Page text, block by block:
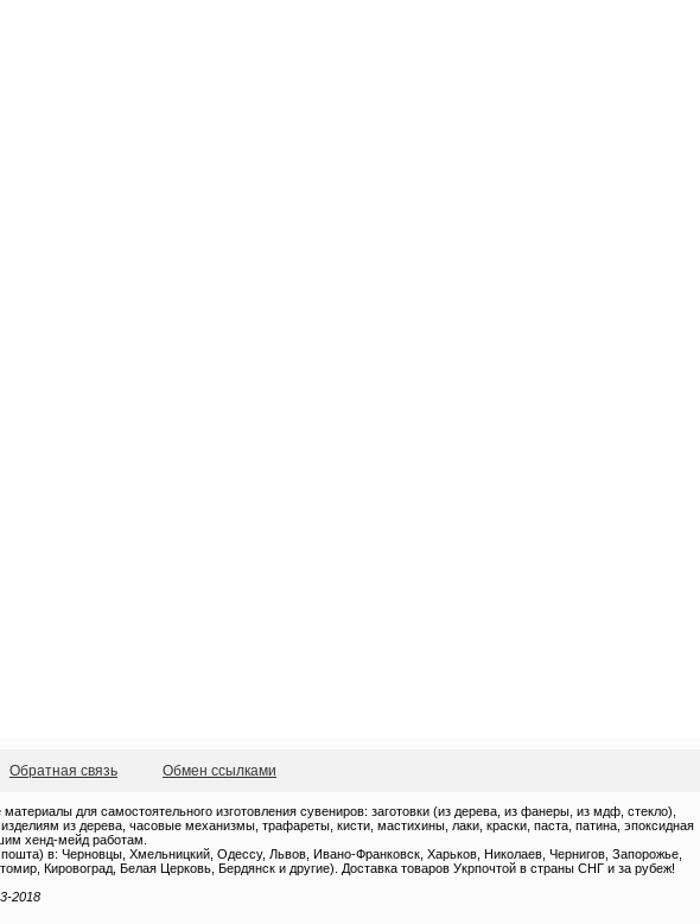
Обратная связь Обмен ссылками
для самостоятельного изготовления сувениров: заготовки (из дерева, из фанеры, из мдф, стекло),
из дерева, часовые механизмы, трафареты, кисти, мастихины, лаки, краски, паста, патина, эпоксидная
хенд-мейд работам.
в: Черновцы, Хмельницкий, Одессу, Львов, Ивано-Франковск, Харьков, Николаев, Чернигов, Запорожье,
Кировоград, Белая Церковь, Бердянск и другие). Доставка товаров Укрпочтой в страны СНГ и за рубеж!
2018